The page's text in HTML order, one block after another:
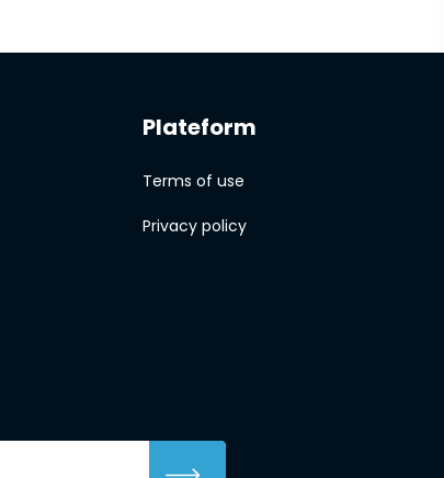
Plateform
Terms of use
Privacy policy